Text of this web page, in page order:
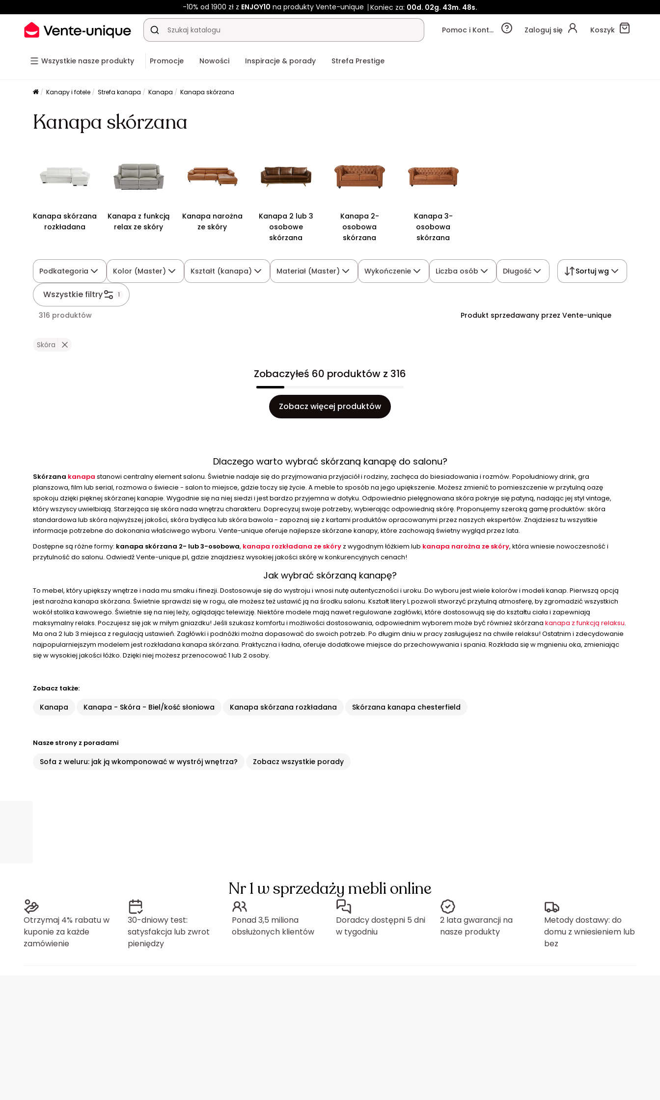
-10% od 1900 zł z ENJOY10 na produkty Vente-unique Koniec za: 00d. 02g. 43m. 47s.
Pomoc i Kontakt Zaloguj się Koszyk
Wszystkie nasze produkty Promocje Nowości Inspiracje & porady Strefa Prestige
Kanapy i fotele Strefa kanapa Kanapa Kanapa skórzana
Kanapa skórzana
Kanapa skórzana
rozkładana
Kanapa z funkcją
relax ze skóry
Kanapa narożna
ze skóry
Kanapa 2 lub 3
osobowe
skórzana
Kanapa 2-
osobowa
skórzana
Kanapa 3-
osobowa
skórzana
Podkategoria Kolor (Master) Kształt (kanapa) Materiał (Master) Wykończenie Liczba osób Długość
Wszystkie filtry 1
Sortuj wg
316 produktów Produkt sprzedawany przez Vente-unique
Skóra
Zobaczyłeś 60 produktów z 316
Zobacz więcej produktów
Dlaczego warto wybrać skórzaną kanapę do salonu?
Skórzana kanapa stanowi centralny element salonu. Świetnie nadaje się do przyjmowania przyjaciół i rodziny, zachęca do biesiadowania i rozmów. Popołudniowy drink, gra
planszowa, film lub serial, rozmowa o świecie - salon to miejsce, gdzie toczy się życie. A meble to sposób na jego upiększenie. Możesz zmienić to pomieszczenie w przytulną oazę
spokoju dzięki pięknej skórzanej kanapie. Wygodnie się na niej siedzi i jest bardzo przyjemna w dotyku. Odpowiednio pielęgnowana skóra pokryje się patyną, nadając jej styl vintage,
który wszyscy uwielbiają. Starzejąca się skóra nada wnętrzu charakteru. Doprecyzuj swoje potrzeby, wybierając odpowiednią skórę. Proponujemy szeroką gamę produktów: skóra
standardowa lub skóra najwyższej jakości, skóra bydlęca lub skóra bawola - zapoznaj się z kartami produktów opracowanymi przez naszych ekspertów. Znajdziesz tu wszystkie
informacje potrzebne do dokonania właściwego wyboru. Vente-unique oferuje najlepsze skórzane kanapy, które zachowają świetny wygląd przez lata.
Dostępne są różne formy: kanapa skórzana 2- lub 3-osobowa, kanapa rozkładana ze skóry z wygodnym łóżkiem lub kanapa narożna ze skóry, która wniesie nowoczesność i
przytulność do salonu. Odwiedź Vente-unique.pl, gdzie znajdziesz wysokiej jakości skórę w konkurencyjnych cenach!
Jak wybrać skórzaną kanapę?
To mebel, który upiększy wnętrze i nada mu smaku i finezji. Dostosowuje się do wystroju i wnosi nutę autentyczności i uroku. Do wyboru jest wiele kolorów i modeli kanap. Pierwszą opcją
jest narożna kanapa skórzana. Świetnie sprawdzi się w rogu, ale możesz też ustawić ją na środku salonu. Kształt litery L pozwoli stworzyć przytulną atmosferę, by zgromadzić wszystkich
wokół stolika kawowego. Świetnie się na niej leży, oglądając telewizję. Niektóre modele mają nawet regulowane zagłówki, które dostosowują się do kształtu ciała i zapewniają
maksymalny relaks. Poczujesz się jak w miłym gniazdku! Jeśli szukasz komfortu i możliwości dostosowania, odpowiednim wyborem może być również skórzanakanapa z funkcją relaksu.
Ma ona 2 lub 3 miejsca z regulacją ustawień. Zagłówki i podnóżki można dopasować do swoich potrzeb. Po długim dniu w pracy zasługujesz na chwile relaksu! Ostatnim i zdecydowanie
najpopularniejszym modelem jest rozkładana kanapa skórzana. Praktyczna i ładna, oferuje dodatkowe miejsce do przechowywania i spania. Rozkłada się w mgnieniu oka, zmieniając
się w wysokiej jakości łóżko. Dzięki niej możesz przenocować 1 lub 2 osoby.
Zobacz także:
Kanapa Kanapa - Skóra - Biel/kość słoniowa Kanapa skórzana rozkładana Skórzana kanapa chesterfield
Nasze strony z poradami
Sofa z weluru: jak ją wkomponować w wystrój wnętrza? Zobacz wszystkie porady
Nr 1 w sprzedaży mebli online
Otrzymaj 4% rabatu w
kuponie za każde
zamówienie
30-dniowy test:
satysfakcja lub zwrot
pieniędzy
Ponad 3,5 miliona
obsłużonych klientów
Doradcy dostępni 5 dni
w tygodniu
2 lata gwarancji na
nasze produkty
Metody dostawy: do
domu z wniesieniem lub
bez